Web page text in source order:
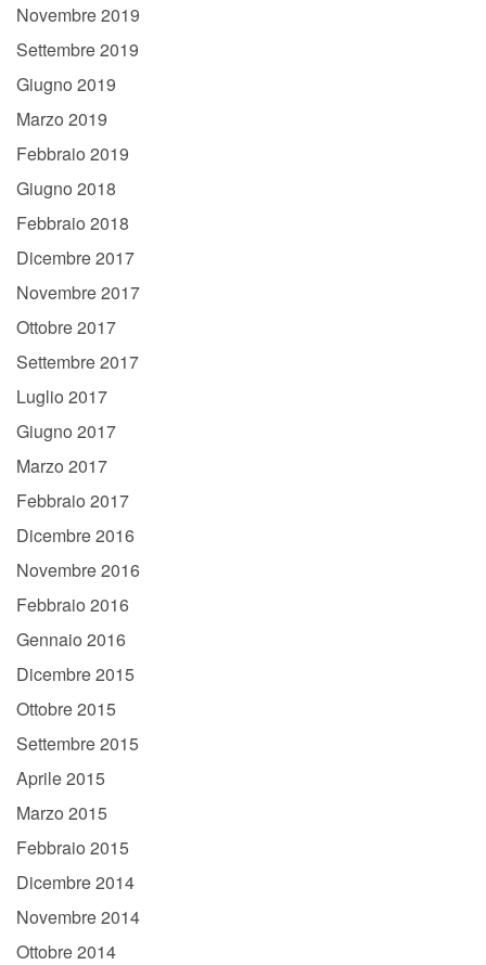
Novembre 2019
Settembre 2019
Giugno 2019
Marzo 2019
Febbraio 2019
Giugno 2018
Febbraio 2018
Dicembre 2017
Novembre 2017
Ottobre 2017
Settembre 2017
Luglio 2017
Giugno 2017
Marzo 2017
Febbraio 2017
Dicembre 2016
Novembre 2016
Febbraio 2016
Gennaio 2016
Dicembre 2015
Ottobre 2015
Settembre 2015
Aprile 2015
Marzo 2015
Febbraio 2015
Dicembre 2014
Novembre 2014
Ottobre 2014